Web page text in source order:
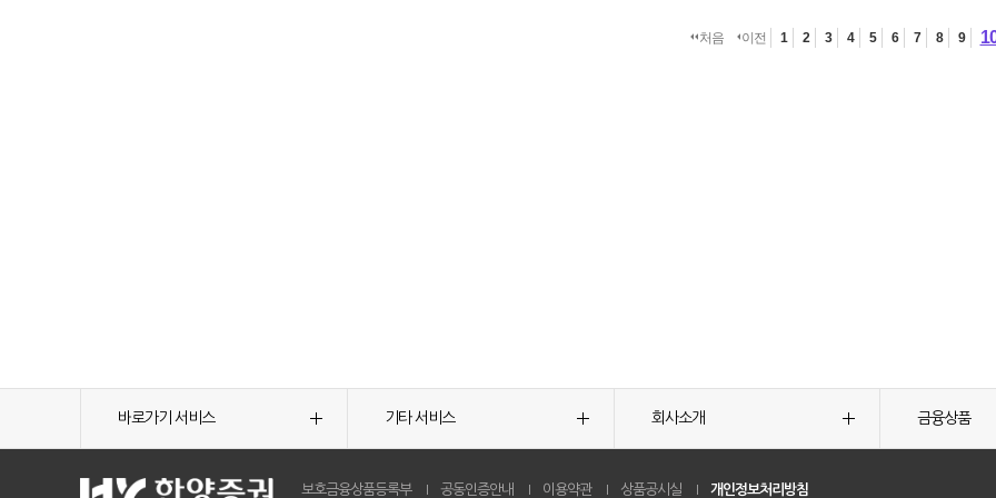
처음 이전 1 2 3 4 5 6 7 8 9
바로가기 서비스 기타 서비스 회사소개 금융상품
보호금융상품등록부 공동인증안내 이용약관 상품공시실 개인정보처리방침